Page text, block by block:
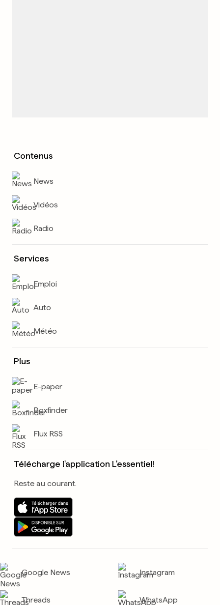
Contenus
News
Vidéos
Radio
Services
Emploi
Auto
Météo
Plus
E-paper
Boxfinder
Flux RSS
Télécharge l'application L'essentiel!
Reste au courant.
Google News Instagram
Threads WhatsApp